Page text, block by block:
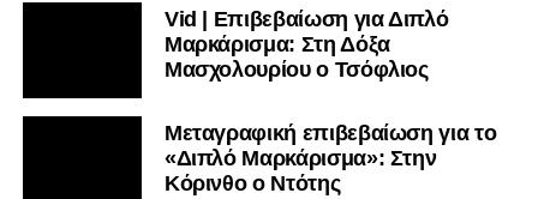
Vid | Επιβεβαίωση για Διπλό
Μαρκάρισμα: Στη Δόξα
Μασχολουρίου ο Τσόφλιος
Μεταγραφική επιβεβαίωση για το
«Διπλό Μαρκάρισμα»: Στην
Κόρινθο ο Ντότης